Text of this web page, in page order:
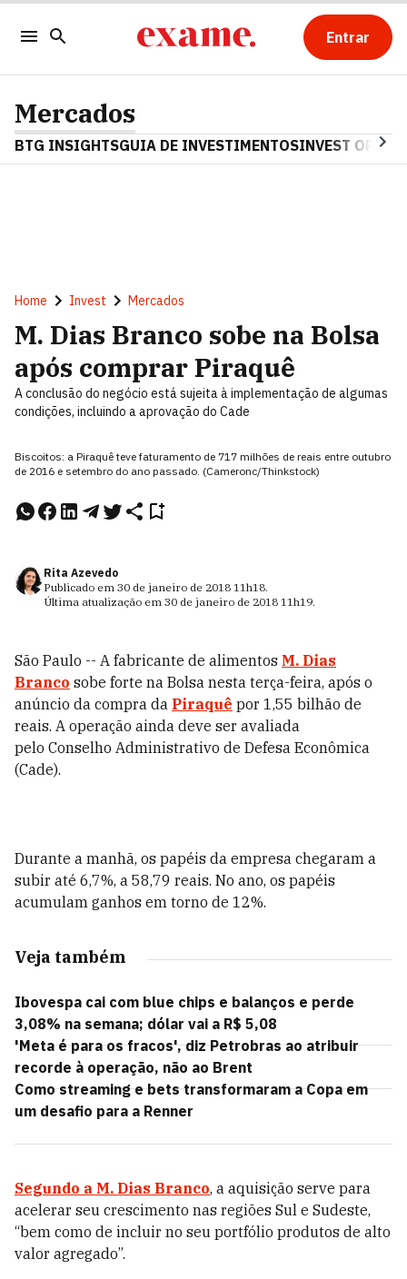
Entrar
Mercados
BTG INSIGHTSGUIA DE INVESTIMENTOSINVEST OPINA
Home Invest Mercados
M. Dias Branco sobe na Bolsa
após comprar Piraquê
A conclusão do negócio está sujeita à implementação de algumas
condições, incluindo a aprovação do Cade
Biscoitos: a Piraquê teve faturamento de 717 milhões de reais entre outubro
de 2016 e setembro do ano passado. (Cameronc/Thinkstock)
Rita Azevedo
Publicado em 30 de janeiro de 2018 11h18.
Última atualização em 30 de janeiro de 2018 11h19.
São Paulo -- A fabricante de alimentos M. Dias
Branco sobe forte na Bolsa nesta terça-feira, após o
anúncio da compra da Piraquê por 1,55 bilhão de
reais. A operação ainda deve ser avaliada
pelo Conselho Administrativo de Defesa Econômica
(Cade).
Durante a manhã, os papéis da empresa chegaram a
subir até 6,7%, a 58,79 reais. No ano, os papéis
acumulam ganhos em torno de 12%.
Veja também
Ibovespa cai com blue chips e balanços e perde
3,08% na semana; dólar vai a R$ 5,08
'Meta é para os fracos', diz Petrobras ao atribuir
recorde à operação, não ao Brent
Como streaming e bets transformaram a Copa em
um desafio para a Renner
Segundo a M. Dias Branco, a aquisição serve para
acelerar seu crescimento nas regiões Sul e Sudeste,
“bem como de incluir no seu portfólio produtos de alto
valor agregado”.